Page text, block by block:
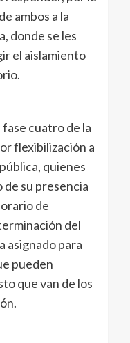
ambos a la
donde se les
el aislamiento
fase cuatro de la
flexibilización a
quienes
su presencia
de
del
asignado para
pueden
que van de los